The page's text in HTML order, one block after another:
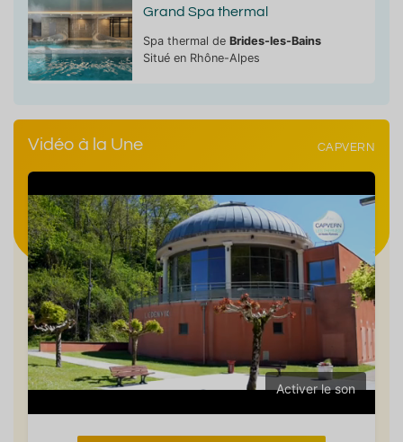
Grand Spa thermal
Spa thermal de Brides-les-Bains
Situé en Rhône-Alpes
Vidéo à la Une CAPVERN
Activer le son